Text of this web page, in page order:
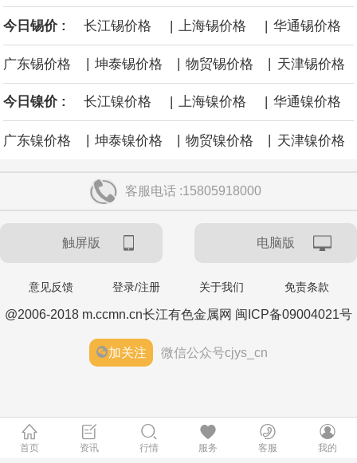
核心技术和知识产权。截至2026年1月31日，公司拥有262项专利权
（含境内发明专利20项）。
今日锡价 : 长江锡价格 | 上海锡价格 | 华通锡价格
广东锡价格 坤泰锡价格 物贸锡价格 天津锡价格
今日镍价 : 长江镍价格 | 上海镍价格 | 华通镍价格
广东镍价格 | 坤泰镍价格 | 物贸镍价格 | 天津镍价格
客服电话 :15805918000
触屏版 电脑版
意见反馈 登录/注册 关于我们 免责条款
@2006-2018 m.ccmn.cn长江有色金属网 闽ICP备09004021号
加关注 微信公众号cjys_cn
首页 资讯 行情 服务 客服 我的